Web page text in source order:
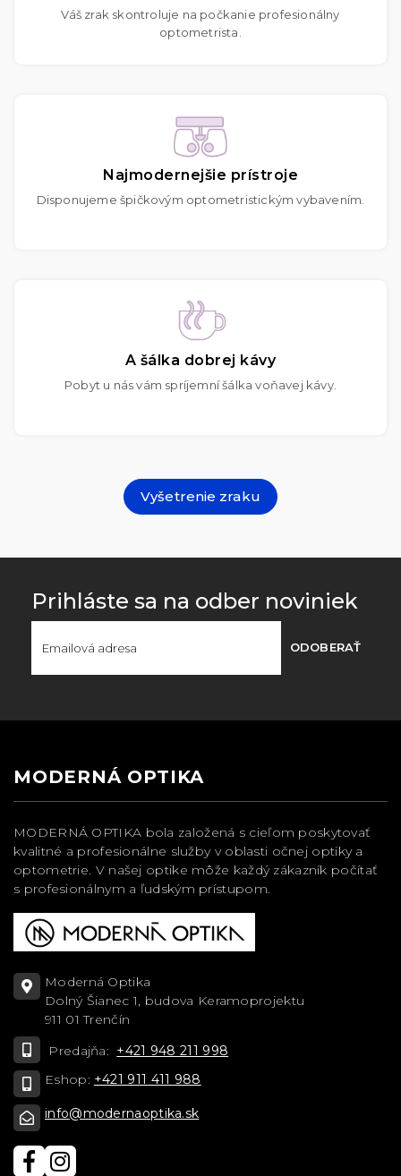
Váš zrak skontroluje na počkanie profesionálny
optometrista.
Najmodernejšie prístroje
Disponujeme špičkovým optometristickým vybavením.
A šálka dobrej kávy
Pobyt u nás vám spríjemní šálka voňavej kávy.
Vyšetrenie zraku
Prihláste sa na odber noviniek
ODOBERAŤ
MODERNÁ OPTIKA
MODERNÁ OPTIKA bola založená s cieľom poskytovať
kvalitné a profesionálne služby v oblasti očnej optiky a
optometrie. V našej optike môže každý zákazník počítať
s profesionálnym a ľudským prístupom.
Moderná Optika
Dolný Šianec 1, budova Keramoprojektu
911 01 Trenčín
Predajňa: +421 948 211 998
Eshop: +421 911 411 988
info@modernaoptika.sk